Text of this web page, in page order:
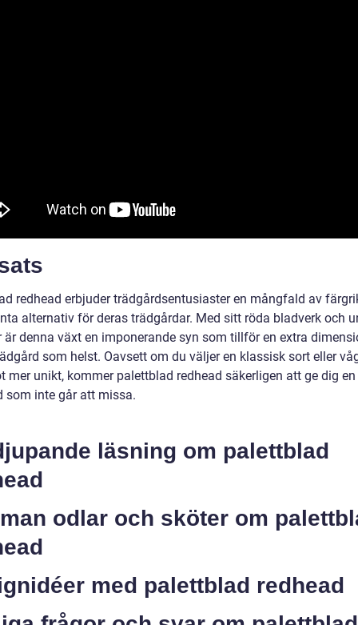
redhead erbjuder trädgårdsentusiaster en mångfald av
alternativ för deras trädgårdar. Med sitt röda bladverk och
är denna växt en imponerande syn som tillför en extra
som helst. Oavsett om du väljer en klassisk sort eller
mer unikt, kommer palettblad redhead säkerligen att ge dig en
som inte går att missa.
läsning om palettblad
odlar och sköter om
med palettblad redhead